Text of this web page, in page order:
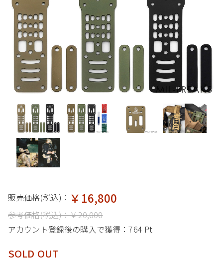
販売価格(税込)： ￥16,800
参考価格(税込)：￥20,000
アカウント登録後の購入で獲得：764 Pt
SOLD OUT